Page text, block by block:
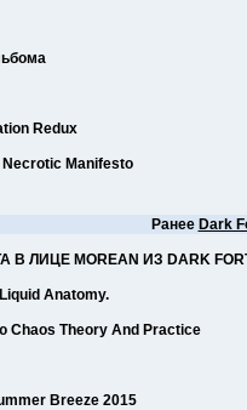
Redux
Manifesto
Ранее Dark
ЛИЦЕ MOREAN ИЗ DARK
Anatomy.
Chaos Theory And Practice
Breeze 2015